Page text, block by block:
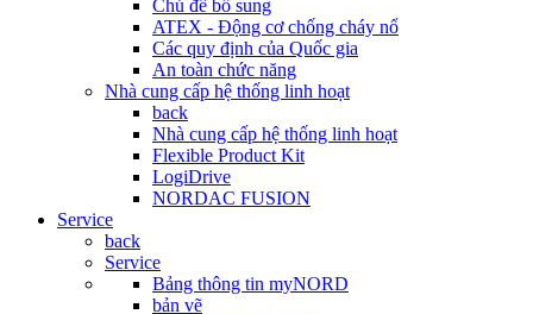
Chủ đề bổ sung
ATEX - Động cơ chống cháy nổ
Các quy định của Quốc gia
An toàn chức năng
Nhà cung cấp hệ thống linh hoạt
back
Nhà cung cấp hệ thống linh hoạt
Flexible Product Kit
LogiDrive
NORDAC FUSION
Service
back
Service
Bảng thông tin myNORD
bản vẽ